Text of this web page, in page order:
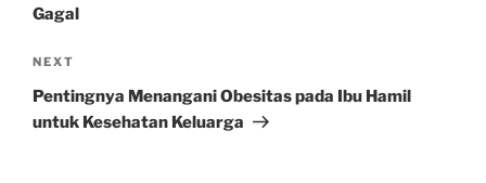
Gagal
Next
Post
NEXT
Pentingnya Menangani Obesitas pada Ibu Hamil
untuk Kesehatan Keluarga